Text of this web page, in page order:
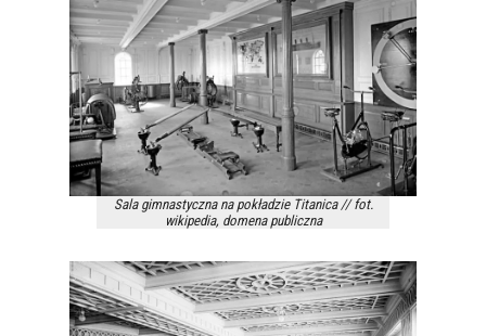
Sala gimnastyczna na pokładzie Titanica // fot.
wikipedia, domena publiczna